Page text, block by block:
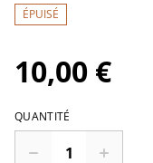
ÉPUISÉ
10,00 €
QUANTITÉ